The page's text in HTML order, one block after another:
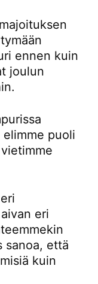
ennen kuin
joulun
puoli
eri
sanoa, että
kuin